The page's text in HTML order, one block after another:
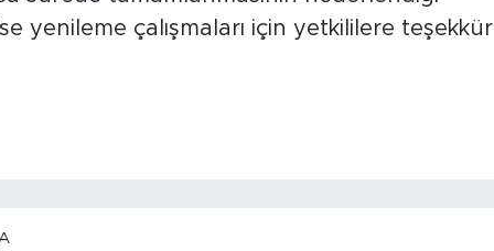
yenileme çalışmaları için yetkililere teşekkür